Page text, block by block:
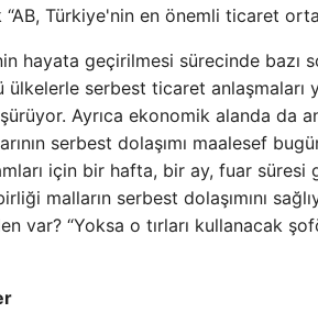
Türkiye'nin en önemli ticaret
hayata geçirilmesi sürecinde bazı
ülkelerle serbest ticaret anlaşmaları
Ayrıca ekonomik alanda da
serbest dolaşımı maalesef
için bir hafta, bir ay, fuar
malların serbest dolaşımını
var? “Yoksa o tırları kullanacak